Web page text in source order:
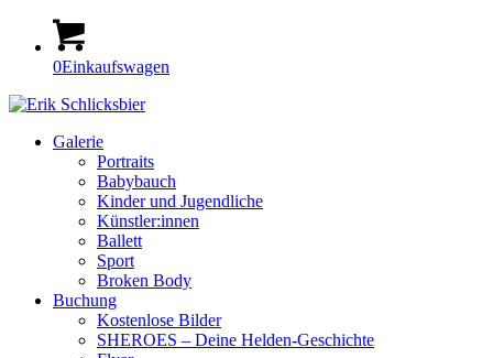
0Einkaufswagen
Galerie
Portraits
Babybauch
Kinder und Jugendliche
Künstler:innen
Ballett
Sport
Broken Body
Buchung
Kostenlose Bilder
SHEROES – Deine Helden-Geschichte